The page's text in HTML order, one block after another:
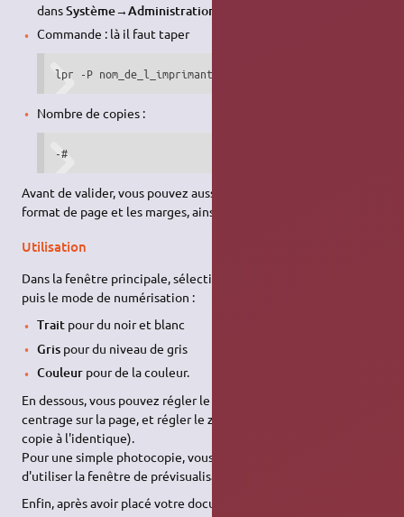
dansSystème→Administration→Impression→Propriétés
Commande : là il faut taper
lpr -P nom_de_l_imprimante
Nombre de copies :
-#
Avant de valider, vous pouvez aussi paramétrer la résolution, le
format de page et les marges, ainsi que le gamma.
Utilisation
Dans la fenêtre principale, sélectionnez le Mode XSane
puis le mode de numérisation :
Traitpour du noir et blanc
Grispour du niveau de gris
Couleurpour de la couleur.
En dessous, vous pouvez régler le nombre de copies, modifier le
centrage sur la page, et régler le zoom (laisser 1.00 pour une
copie à l'identique).
Pour une simple photocopie, vous n'aurez donc pas besoin
d'utiliser la fenêtre de prévisualisation.
Enfin, après avoir placé votre document dans le scanner, cliquez